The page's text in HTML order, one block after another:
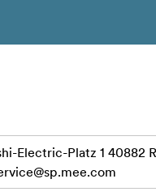
Electric-Platz 1 40882